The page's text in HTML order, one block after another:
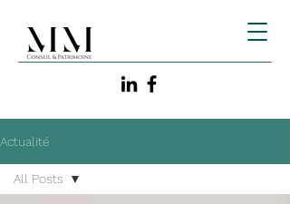
Actualité
All Posts